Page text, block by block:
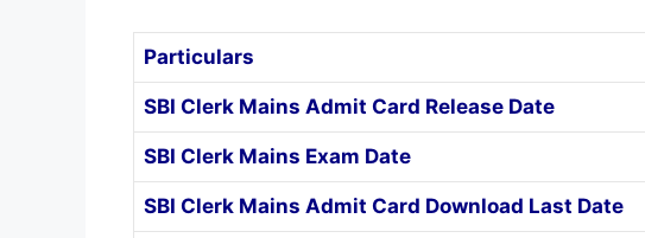
Particulars
SBI Clerk Mains Admit Card Release Date
SBI Clerk Mains Exam Date
SBI Clerk Mains Admit Card Download Last Date